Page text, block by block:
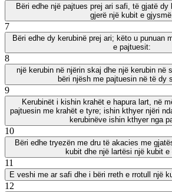
Bëri edhe një pajtues prej ari safi, të gjatë
gjerë një kubit e gjysmë.
7
Bëri edhe dy kerubinë prej ari; këto u punuan
e pajtuesit:
8
një kerubin në njërin skaj dhe një kerubin në
bëri njësh me pajtuesin në të dy
9
Kerubinët i kishin krahët e hapura lart, në
pajtuesin me krahët e tyre; ishin kthyer njëri
kerubinëve ishin kthyer nga
10
Bëri edhe tryezën me dru të akacies me
kubit dhe një lartësi një kubit e
11
E veshi me ar safi dhe i bëri rreth e rrotull një
12